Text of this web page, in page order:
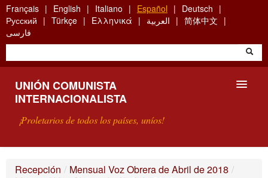
Skip
to
main
content
Français English Italiano Español
Deutsch
Русский
Türkçe Ελληνικά العربية
简体中文
فارسی
UNIÓN COMUNISTA
INTERNACIONALISTA
¡Proletarios de todos los países, uníos!
Recepción / Mensual Voz Obrera de Abril de 2018 /